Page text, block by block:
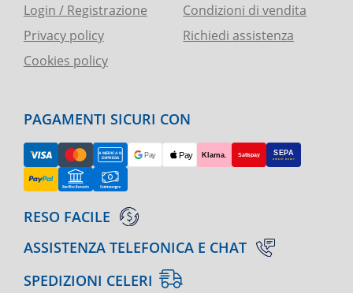
Login / Registrazione
Privacy policy
Cookies policy
Condizioni di vendita
Richiedi assistenza
PAGAMENTI SICURI CON
RESO FACILE
ASSISTENZA TELEFONICA E CHAT
SPEDIZIONI CELERI